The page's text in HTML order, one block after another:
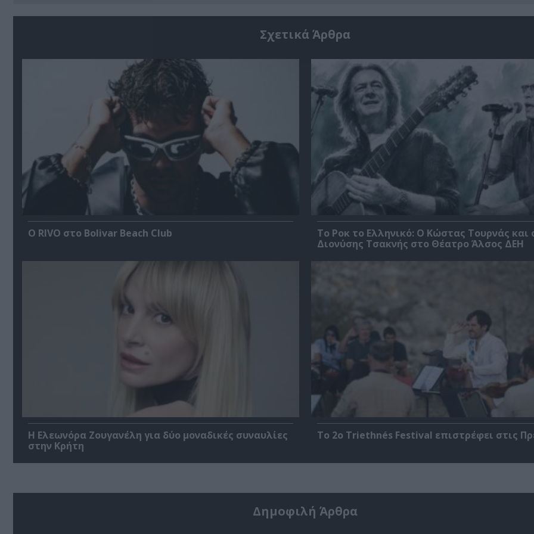
Σχετικά Άρθρα
Ο RIVO στο Bolivar Beach Club
Το Ροκ το Ελληνικό: Ο Κώστας Τουρνάς και
Διονύσης Τσακνής στο Θέατρο Άλσος ΔΕΗ
Η Ελεωνόρα Ζουγανέλη για δύο μοναδικές συναυλίες
στην Κρήτη
Το 2ο Triethnés Festival επιστρέφει στις
Δημοφιλή Άρθρα